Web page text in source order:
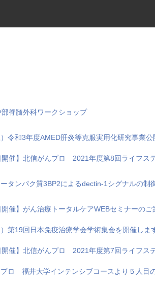
脊髄外科ワークショップ
令和3年度AMED肝炎等克服実用化研究事業
開催】北信がんプロ 2021年度第8回ライフス
タンパク質3BP2によるdectin-1シグナルの制
開催】がん治療トータルケアWEBセミナーのご
第19回日本免疫治療学会学術集会を開催しま
開催】北信がんプロ 2021年度第7回ライフス
ロ 福井大学インテンシブコースより５人目